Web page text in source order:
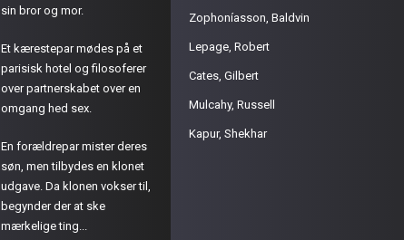
sin bror og mor.
Et kærestepar mødes på et
parisisk hotel og filosoferer
over partnerskabet over en
omgang hed sex.
En forældrepar mister deres
søn, men tilbydes en klonet
udgave. Da klonen vokser til,
begynder der at ske
mærkelige ting...
Zophoníasson, Baldvin
Lepage, Robert
Cates, Gilbert
Mulcahy, Russell
Kapur, Shekhar